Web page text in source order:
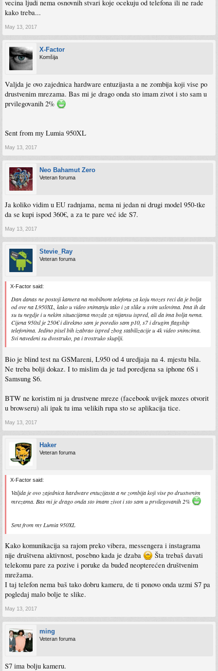
vecina ljudi nema osnovnih stvari koje ocekuju od telefona ili ne rade
kako treba...
May 13, 2017
X-Factor
Komšija
Valjda je ovo zajednica hardware entuzijasta a ne zombija koji vise po
drustvenim mrezama. Bas mi je drago onda sto imam zivot i sto sam u
prvilegovanih 2%
Sent from my Lumia 950XL
May 13, 2017
Neo Bahamut Zero
Veteran foruma
Ja koliko vidim u EU radnjama, nema ni jedan ni drugi model 950-tke
da se kupi ispod 360€, a za te pare već ide S7.
May 13, 2017
Stevie_Ray
Veteran foruma
X-Factor said:
Dan danas ne postoji kamera na mobilnom telefonu za koju mozes reci da je bolja
od ove na L950XL, kako u video snimanju tako i za slike u svim uslovima. Ima ih da
su tu negdje i u nekim situacijama mozda za nijansu ispred, ali da ima bolja nema.
Cijena 950xl je 250€ i direktno sam je poredio sam p10, s7 i drugim flagship
telefonima. Jedino pixel bih izabrao ispred zbog stabilizacije u 4k video snimcima.
Svi navedeni su dvostruko, pa i trostruko skuplji.
Bio je blind test na GSMareni, L950 od 4 uredjaja na 4. mjestu bila.
Ne treba bolji dokaz. I to mislim da je tad poredjena sa iphone 6S i
Samsung S6.
BTW ne koristim ni ja drustvene mreze (facebook uvijek mozes otvorit
u browseru) ali ipak tu ima velikih rupa sto se aplikacija tice.
May 13, 2017
Haker
Veteran foruma
X-Factor said:
Valjda je ovo zajednica hardware entuzijasta a ne zombija koji vise po drustvenim
mrezama. Bas mi je drago onda sto imam zivot i sto sam u prvilegovanih 2%
Sent from my Lumia 950XL
Kako komunikacija sa rajom preko vibera, messengera i instagrama
nije društvena aktivnost, posebno kada je dzaba
Šta trebaš davati
telekomu pare za pozive i poruke da budeđ neopterećen društvenim
mrežama.
I taj telefon nema baš tako dobru kameru, de ti ponovo onda uzmi S7 pa
pogledaj malo bolje te slike.
May 13, 2017
ming
Veteran foruma
S7 ima bolju kameru.